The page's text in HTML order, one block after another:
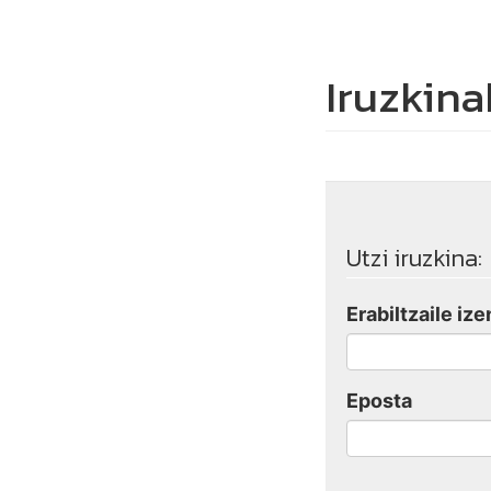
Utzi iruzkina:
Erabiltzaile
Eposta